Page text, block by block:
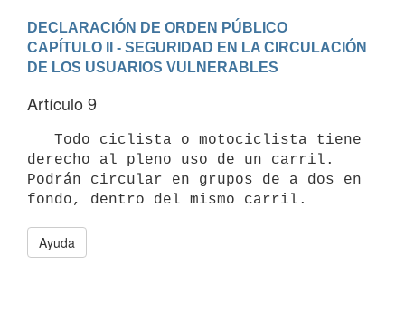
DECLARACIÓN DE ORDEN PÚBLICO
CAPÍTULO II - SEGURIDAD EN LA CIRCULACIÓN
DE LOS USUARIOS VULNERABLES
Artículo 9
derecho al pleno uso de un carril.
Podrán circular en grupos de a dos en
Ayuda